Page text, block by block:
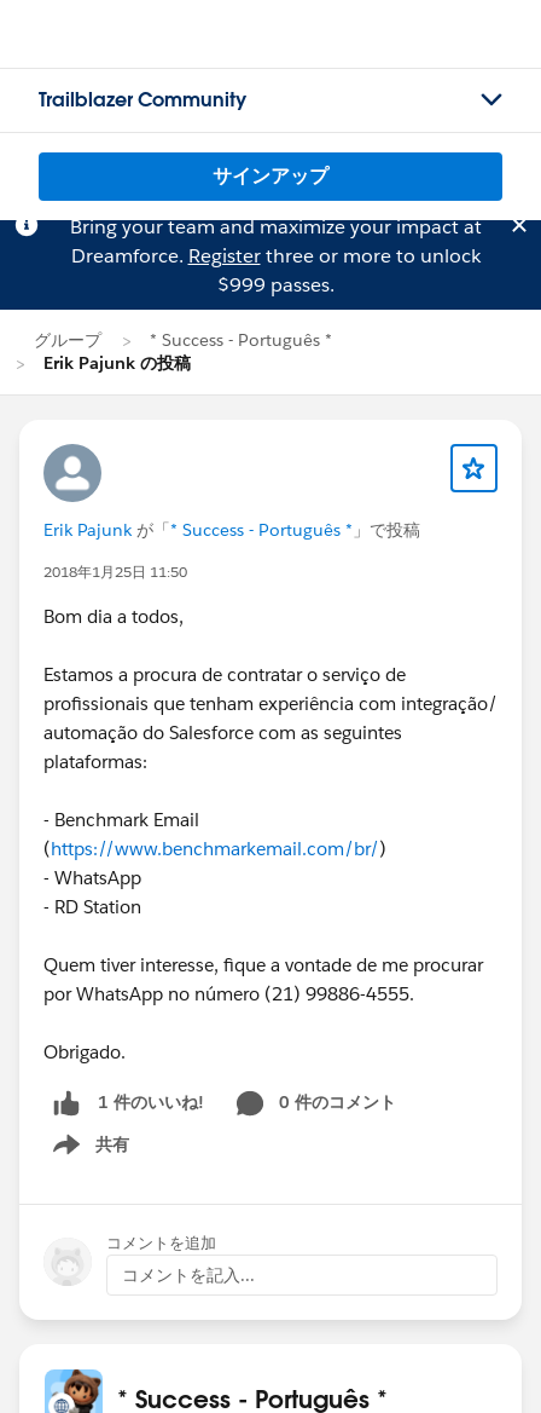
Trailblazer Community
サインアップ
Bring your team and maximize your impact at
Dreamforce. Registerthree or more to unlock
$999 passes.
グループ
* Success - Português *
Erik Pajunk の投稿
Erik Pajunk が「* Success - Português * 」で投稿
2018年1月25日 11:50
Bom dia a todos,
Estamos a procura de contratar o serviço de
profissionais que tenham experiência com integração/
automação do Salesforce com as seguintes
plataformas:
- Benchmark Email
(https://www.benchmarkemail.com/br/)
- WhatsApp
- RD Station
Quem tiver interesse, fique a vontade de me procurar
por WhatsApp no número (21) 99886-4555.
Obrigado.
1 件のいいね!
0 件のコメント
共有
Show menu
コメントを追加
コメントを記入...
* Success - Português *